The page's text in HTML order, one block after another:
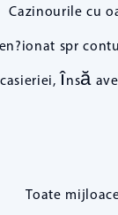
Cazinourile cu
spr
casieriei, însă
Toate